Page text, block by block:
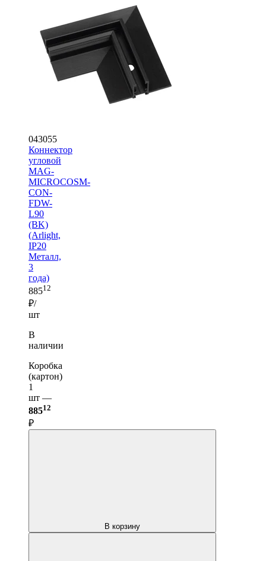
043055
Коннектор
угловой
MAG-
MICROCOSM-
CON-
FDW-
L90
(BK)
(Arlight,
IP20
Металл,
3
года)
88512
₽/
шт
В
наличии
Коробка
(картон)
1
шт —
88512
₽
В корзину